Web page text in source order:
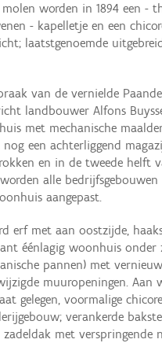
worden in 1894 een -
- kapelletje en een
laatstgenoemde
van de vernielde
landbouwer Alfons
met mechanische
een achterliggend
en in de tweede helft
alle bedrijfsgebouwen
aangepast.
erf met aan oostzijde,
éénlagig woonhuis onder
pannen) met
muuropeningen. Aan
gelegen, voormalige
verankerde
met verspringende